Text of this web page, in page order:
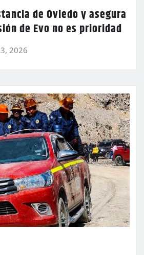
de Oviedo y asegura
de Evo no es prioridad
2026